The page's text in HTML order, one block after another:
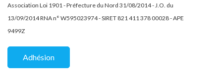
Association Loi 1901 - Préfecture du Nord 31/08/2014 - J.O. du
13/09/2014 RNA n° W595023974 - SIRET 821 411 378 00028 - APE
9499Z
Adhésion